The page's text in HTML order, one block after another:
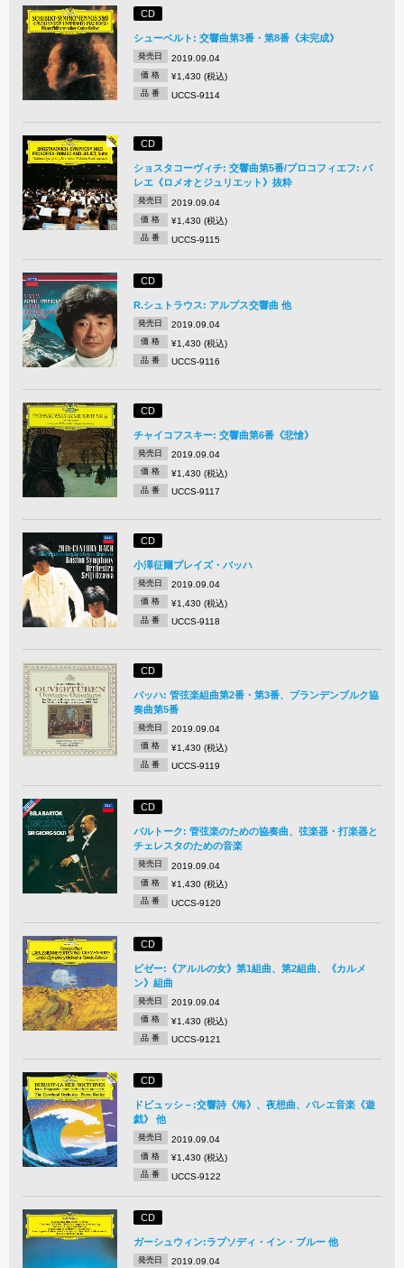
CD
シューベルト: 交響曲第3番・第8番《未完成》
発売日 2019.09.04
価 格 ¥1,430 (税込)
品 番 UCCS-9114
CD
ショスタコーヴィチ: 交響曲第5番/プロコフィエフ: バ
レエ《ロメオとジュリエット》抜粋
発売日 2019.09.04
価 格 ¥1,430 (税込)
品 番 UCCS-9115
CD
R.シュトラウス: アルプス交響曲 他
発売日 2019.09.04
価 格 ¥1,430 (税込)
品 番 UCCS-9116
CD
チャイコフスキー: 交響曲第6番《悲愴》
発売日 2019.09.04
価 格 ¥1,430 (税込)
品 番 UCCS-9117
CD
小澤征爾プレイズ・バッハ
発売日 2019.09.04
価 格 ¥1,430 (税込)
品 番 UCCS-9118
CD
バッハ: 管弦楽組曲第2番・第3番、ブランデンブルク協
奏曲第5番
発売日 2019.09.04
価 格 ¥1,430 (税込)
品 番 UCCS-9119
CD
バルトーク: 管弦楽のための協奏曲、弦楽器・打楽器と
チェレスタのための音楽
発売日 2019.09.04
価 格 ¥1,430 (税込)
品 番 UCCS-9120
CD
ビゼー:《アルルの女》第1組曲、第2組曲、《カルメ
ン》組曲
発売日 2019.09.04
価 格 ¥1,430 (税込)
品 番 UCCS-9121
CD
ドビュッシ－:交響詩《海》、夜想曲、バレエ音楽《遊
戯》 他
発売日 2019.09.04
価 格 ¥1,430 (税込)
品 番 UCCS-9122
CD
ガーシュウィン:ラプソディ・イン・ブルー 他
発売日 2019.09.04